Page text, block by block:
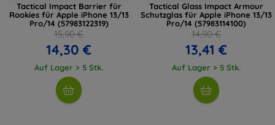
Tactical Impact Barrier für
Rookies für Apple iPhone 13/13
Pro/14 (57983122319)
15,90 €
14,30 €
Auf Lager > 5 Stk.
Tactical Glass Impact Armour
Schutzglas für Apple iPhone 13/13
Pro/14 (57983114100)
14,90 €
13,41 €
Auf Lager > 5 Stk.